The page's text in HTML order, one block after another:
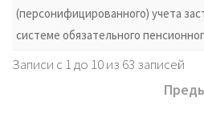
(персонифицированного) учета
системе обязательного
Записи с 1 до 10 из 63 записей